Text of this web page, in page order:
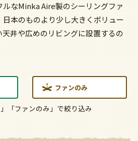
ルなMinka Aire製のシーリングファ
本のものより少し大きくボリュー
井や広めのリビングに設置するの
ファンのみ
」「ファンのみ」で絞り込み